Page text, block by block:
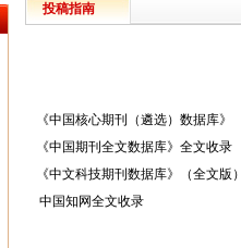
投稿指南
《中国核心期刊（遴选）数据库》
《中国期刊全文数据库》全文收录
《中文科技期刊数据库》（全文版
中国知网全文收录